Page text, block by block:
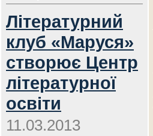
Літературний
клуб «Маруся»
створює Центр
літературної
освіти
11.03.2013